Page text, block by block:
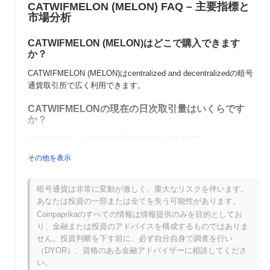
CATWIFMELON (MELON) FAQ – 主要指標と
市場分析
CATWIFMELON (MELON)はどこで購入できます
か？
CATWIFMELON (MELON)はcentralized and decentralizedの暗号
通貨取引所で広く利用できます。
CATWIFMELONの現在の日次取引量はいくらです
か？
CATWIFMELONの価格範囲の履歴は何ですか？
史上最高値（ATH）：
史上最安値（ATL）：$0.00
CATWIFMELONは現在、ATHより~89.21%低く取引されています
CATWIFMELONは、より広範な暗号市場と比較して
どのようなパフォーマンスですか？
その他を表示
暗号通貨は非常に変動が激しく、重大なリスクを伴います。
あなたは投資の一部または全てを失う可能性があります。
Coinpaprikaのすべての情報は情報提供のみを目的としてお
り、金融または投資のアドバイスを構成するものではありま
せん。投資判断を下す前に、必ず自分自身で調査を行い
（DYOR）、資格のある金融アドバイザーに相談してくださ
い。